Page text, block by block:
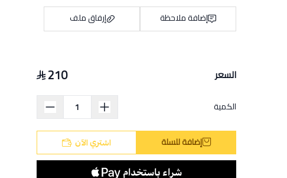
إضافة ملاحظة
إرفاق ملف
السعر 210
الكمية
إضافة للسلة اشتري الآن